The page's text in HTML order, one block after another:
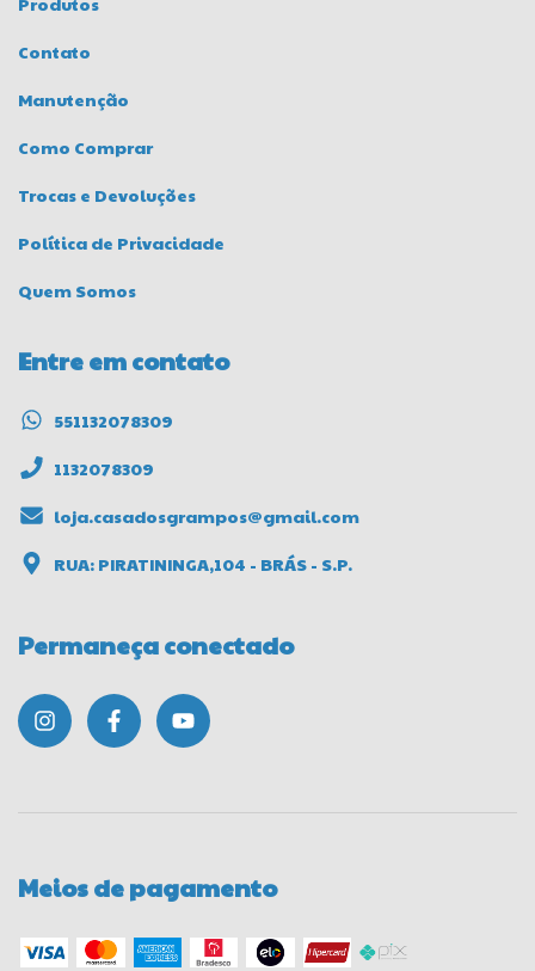
Contato
Manutenção
Como Comprar
Trocas e Devoluções
Política de Privacidade
Quem Somos
Entre em contato
551132078309
1132078309
loja.casadosgrampos@gmail.com
RUA: PIRATININGA,104 - BRÁS - S.P.
Permaneça conectado
Meios de pagamento